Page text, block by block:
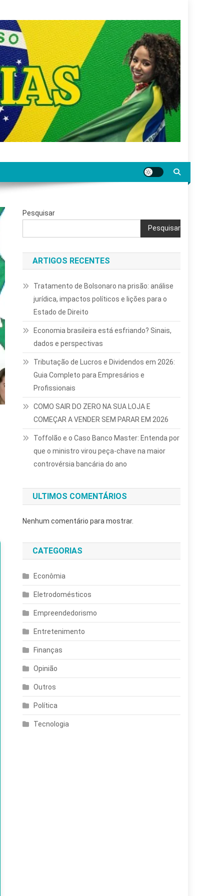
Pesquisar
Pesquisar
ARTIGOS RECENTES
Tratamento de Bolsonaro na prisão: análise
jurídica, impactos políticos e lições para o
Estado de Direito
Economia brasileira está esfriando? Sinais,
dados e perspectivas
Tributação de Lucros e Dividendos em 2026:
Guia Completo para Empresários e
Profissionais
COMO SAIR DO ZERO NA SUA LOJA E
COMEÇAR A VENDER SEM PARAR EM 2026
Toffolão e o Caso Banco Master: Entenda por
que o ministro virou peça-chave na maior
controvérsia bancária do ano
ULTIMOS COMENTÁRIOS
Nenhum comentário para mostrar.
CATEGORIAS
Econômia
Eletrodomésticos
Empreendedorismo
Entretenimento
Finanças
Opinião
Outros
Política
Tecnologia